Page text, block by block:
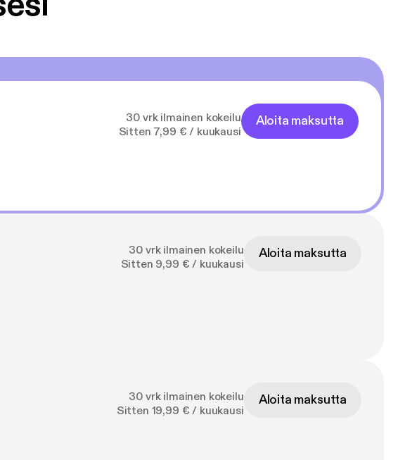
30 vrk ilmainen kokeilu
Sitten 7,99 € / kuukausi
Aloita maksutta
30 vrk ilmainen kokeilu
Sitten 9,99 € / kuukausi
Aloita maksutta
30 vrk ilmainen kokeilu
Sitten 19,99 € / kuukausi
Aloita maksutta